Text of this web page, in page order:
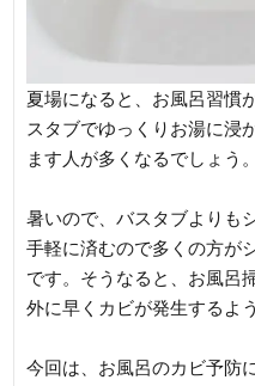
夏場になると、お風呂習慣
スタブでゆっくりお湯に浸
ます人が多くなるでしょう。
暑いので、バスタブよりも
手軽に済むので多くの方が
です。そうなると、お風呂
外に早くカビが発生するよ
今回は、お風呂のカビ予防